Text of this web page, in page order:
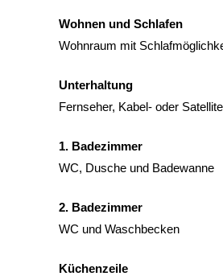
Wohnen und Schlafen
Wohnraum mit
Unterhaltung
Fernseher, Kabel- oder
1. Badezimmer
WC, Dusche und Badewanne
2. Badezimmer
WC und Waschbecken
Küchenzeile